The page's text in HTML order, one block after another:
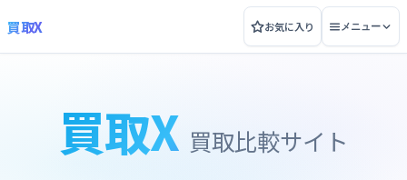
買取X お気に入り メニュー
買取X 買取比較サイト